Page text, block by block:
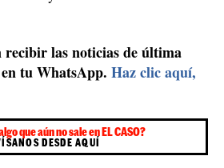
recibir las noticias de última
en tu WhatsApp. Haz clic aquí,
que aún no sale en EL CASO?
DESDE AQUÍ